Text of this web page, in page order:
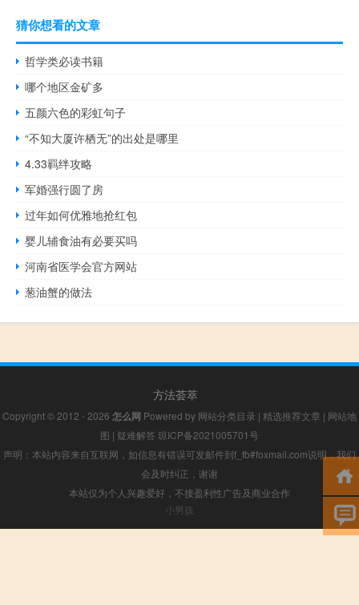
猜你想看的文章
哲学类必读书籍
哪个地区金矿多
五颜六色的彩虹句子
“不知大厦许栖无”的出处是哪里
4.33羁绊攻略
军婚强行圆了房
过年如何优雅地抢红包
婴儿辅食油有必要买吗
河南省医学会官方网站
葱油蟹的做法
方法荟萃
Copyright © 2012 - 2026 怎么网 Powered by 网站分类目录 | 精选推荐文章 | 网站地
图 | 疑难解答 琼ICP备2021005701号
声明：本站内容来自互联网，如信息有错误可发邮件到f_fb#foxmail.com说明，我们
会及时纠正，谢谢
本站仅为个人兴趣爱好，不接盈利性广告及商业合作
小男孩